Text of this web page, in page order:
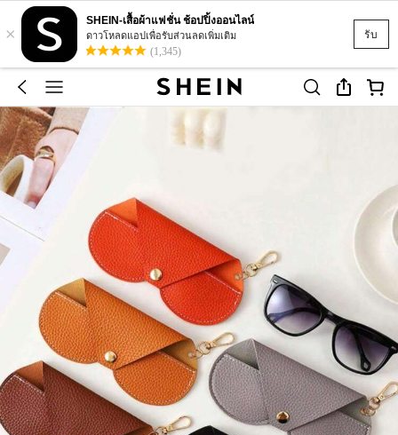
รับ
×
SHEIN-เสื้อผ้าแฟชั่น ช้อปปิ้งออนไลน์
ดาวโหลดแอปเพื่อรับส่วนลดเพิ่มเติม
(1,345)